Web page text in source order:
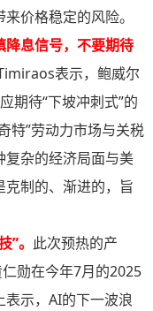
价格稳定的风险。
降息信号，不要期待
表示，鲍威尔
期待“下坡冲刺式”的
特”劳动力市场与关税
复杂的经济局面与美
制的、渐进的，旨
”。 此次预热的产
勋在今年7月的2025
示，AI的下一波浪